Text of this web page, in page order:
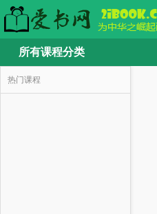
所有课程分类
热门课程